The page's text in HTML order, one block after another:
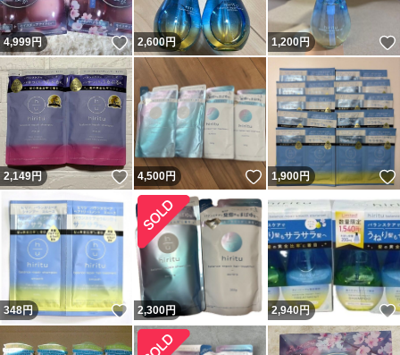
4,999円 いいね！
2,600円 1,200円
2,149円 いいね！
4,500円 いいね！
1,900円
348円 いいね！
2,300円 2,940円